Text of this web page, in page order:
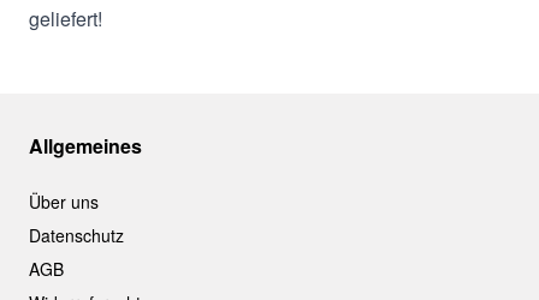
geliefert!
Allgemeines
Über uns
Datenschutz
AGB